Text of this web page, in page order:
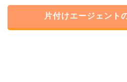
片付けエージェント